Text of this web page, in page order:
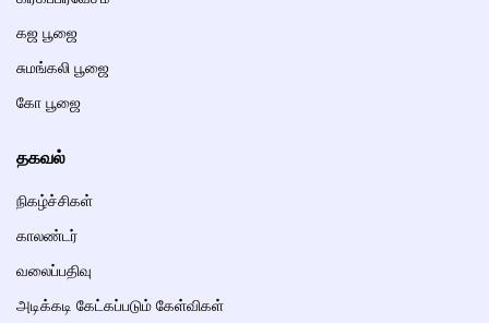
கஜ பூஜை
சுமங்கலி பூஜை
கோ பூஜை
தகவல்
நிகழ்ச்சிகள்
காலண்டர்
வலைப்பதிவு
அடிக்கடி கேட்கப்படும் கேள்விகள்